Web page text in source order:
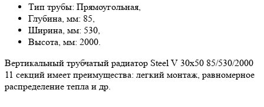
Тип трубы: Прямоугольная,
Глубина, мм: 85,
Ширина, мм: 530,
Высота, мм: 2000.
Вертикальный трубчатый радиатор Steel V 30х50 85/530/2000
11 секций имеет преимущества: легкий монтаж, равномерное
распределение тепла и др.